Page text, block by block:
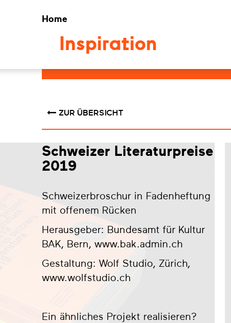
Home
Inspiration
ZUR ÜBERSICHT
Schweizer Literaturpreise
2019
Schweizerbroschur in Fadenheftung
mit offenem Rücken
Herausgeber: Bundesamt für Kultur
BAK, Bern, www.bak.admin.ch
Gestaltung: Wolf Studio, Zürich,
www.wolfstudio.ch
Ein ähnliches Projekt realisieren?